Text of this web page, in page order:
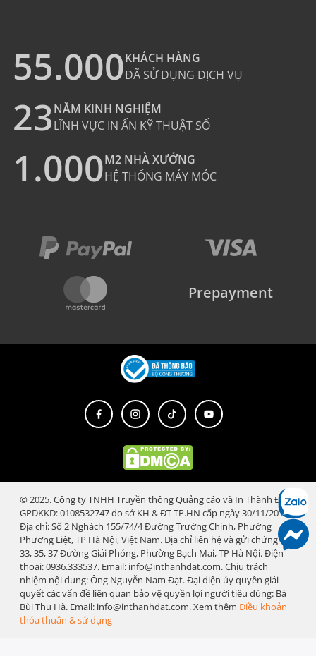
55.000KHÁCH HÀNG
ĐÃ SỬ DỤNG DỊCH VỤ
23NĂM KINH NGHIỆM
LĨNH VỰC IN ẤN KỸ THUẬT SỐ
1.000M2 NHÀ XƯỞNG
HỆ THỐNG MÁY MÓC
Prepayment
© 2025. Công ty TNHH Truyền thông Quảng cáo và In Thành Đạt.
GPDKKD: 0108532747 do sở KH & ĐT TP.HN cấp ngày 30/11/2018.
Địa chỉ: Số 2 Nghách 155/74/4 Đường Trường Chinh, Phường
Phương Liệt, TP Hà Nội, Việt Nam. Địa chỉ liên hệ và gửi chứng từ:
33, 35, 37 Đường Giải Phóng, Phường Bạch Mai, TP Hà Nội. Điện
thoại: 0936.333537. Email: info@inthanhdat.com. Chịu trách
nhiệm nội dung: Ông Nguyễn Nam Đạt. Đại diện ủy quyền giải
quyết các vấn đề liên quan bảo vệ quyền lợi người tiêu dùng: Bà
Bùi Thu Hà. Email: info@inthanhdat.com. Xem thêm Điều khoản
thỏa thuận & sử dụng